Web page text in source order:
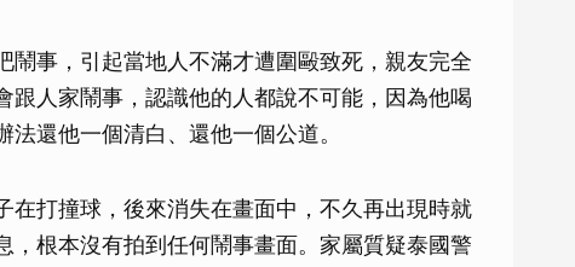
鬧事，引起當地人不滿才遭圍毆致死，親友完全
跟人家鬧事，認識他的人都說不可能，因為他喝
還他一個清白、還他一個公道。
在打撞球，後來消失在畫面中，不久再出現時就
，根本沒有拍到任何鬧事畫面。家屬質疑泰國警